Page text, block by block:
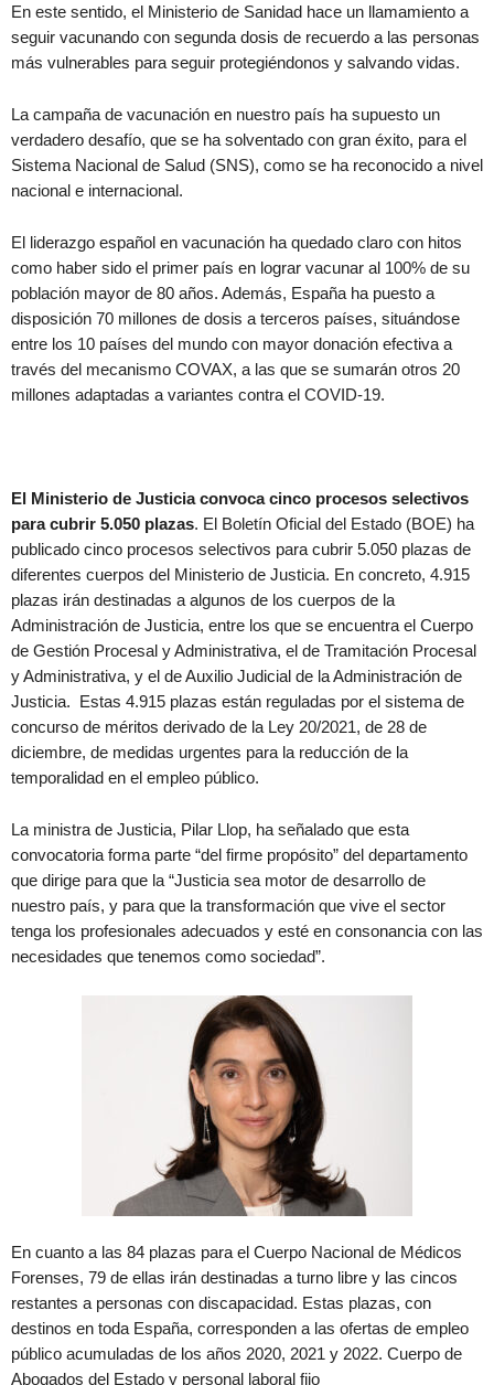
En este sentido, el Ministerio de Sanidad hace un llamamiento a
seguir vacunando con segunda dosis de recuerdo a las personas
más vulnerables para seguir protegiéndonos y salvando vidas.
La campaña de vacunación en nuestro país ha supuesto un
verdadero desafío, que se ha solventado con gran éxito, para el
Sistema Nacional de Salud (SNS), como se ha reconocido a nivel
nacional e internacional.
El liderazgo español en vacunación ha quedado claro con hitos
como haber sido el primer país en lograr vacunar al 100% de su
población mayor de 80 años. Además, España ha puesto a
disposición 70 millones de dosis a terceros países, situándose
entre los 10 países del mundo con mayor donación efectiva a
través del mecanismo COVAX, a las que se sumarán otros 20
millones adaptadas a variantes contra el COVID-19.
El Ministerio de Justicia convoca cinco procesos selectivos
para cubrir 5.050 plazas. El Boletín Oficial del Estado (BOE) ha
publicado cinco procesos selectivos para cubrir 5.050 plazas de
diferentes cuerpos del Ministerio de Justicia. En concreto, 4.915
plazas irán destinadas a algunos de los cuerpos de la
Administración de Justicia, entre los que se encuentra el Cuerpo
de Gestión Procesal y Administrativa, el de Tramitación Procesal
y Administrativa, y el de Auxilio Judicial de la Administración de
Justicia. Estas 4.915 plazas están reguladas por el sistema de
concurso de méritos derivado de la Ley 20/2021, de 28 de
diciembre, de medidas urgentes para la reducción de la
temporalidad en el empleo público.
La ministra de Justicia, Pilar Llop, ha señalado que esta
convocatoria forma parte “del firme propósito” del departamento
que dirige para que la “Justicia sea motor de desarrollo de
nuestro país, y para que la transformación que vive el sector
tenga los profesionales adecuados y esté en consonancia con las
necesidades que tenemos como sociedad”.
En cuanto a las 84 plazas para el Cuerpo Nacional de Médicos
Forenses, 79 de ellas irán destinadas a turno libre y las cincos
restantes a personas con discapacidad. Estas plazas, con
destinos en toda España, corresponden a las ofertas de empleo
público acumuladas de los años 2020, 2021 y 2022. Cuerpo de
Abogados del Estado y personal laboral fijo